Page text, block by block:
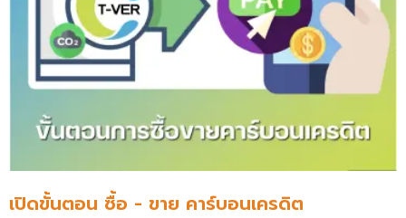
เปิดขั้นตอน ซื้อ - ขาย คาร์บอนเครดิต